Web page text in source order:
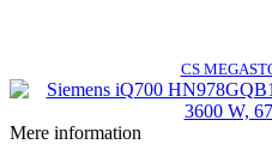
CS
Mere information